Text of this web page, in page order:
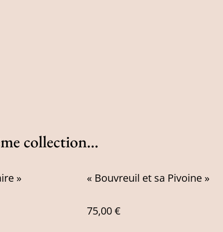
collection…
» « Bouvreuil et sa Pivoine »
75,00 €